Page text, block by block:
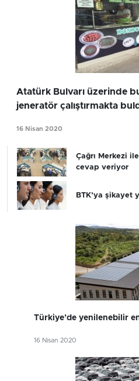
Atatürk Bulvarı üzerinde
jeneratör çalıştırmakta
16 Nisan 2020
Çağrı Merkezi
cevap veriyor
BTK’ya şikayet
Türkiye’de yenilenebilir
16 Nisan 2020